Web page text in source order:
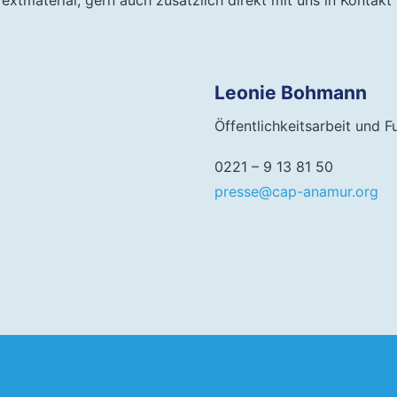
Leonie Bohmann
Öffentlichkeitsarbeit und
0221 – 9 13 81 50
presse@cap-anamur.org